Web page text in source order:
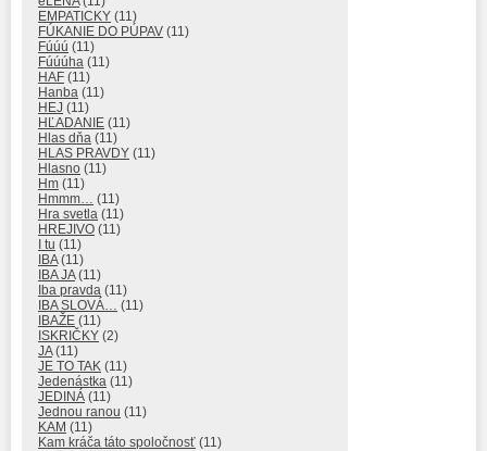
EMPATICKY (11)
FÚKANIE DO PÚPAV (11)
Fúúú (11)
Fúúúha (11)
HAF (11)
Hanba (11)
HEJ (11)
HĽADANIE (11)
Hlas dňa (11)
HLAS PRAVDY (11)
Hlasno (11)
Hm (11)
Hmmm… (11)
Hra svetla (11)
HREJIVO (11)
I tu (11)
IBA(11)
IBA JA(11)
Iba pravda (11)
IBA SLOVÁ… (11)
IBAŽE (11)
ISKRIČKY (2)
JA(11)
JE TO TAK (11)
Jedenástka (11)
JEDINÁ (11)
Jednou ranou (11)
KAM (11)
Kam kráča táto spoločnosť (11)